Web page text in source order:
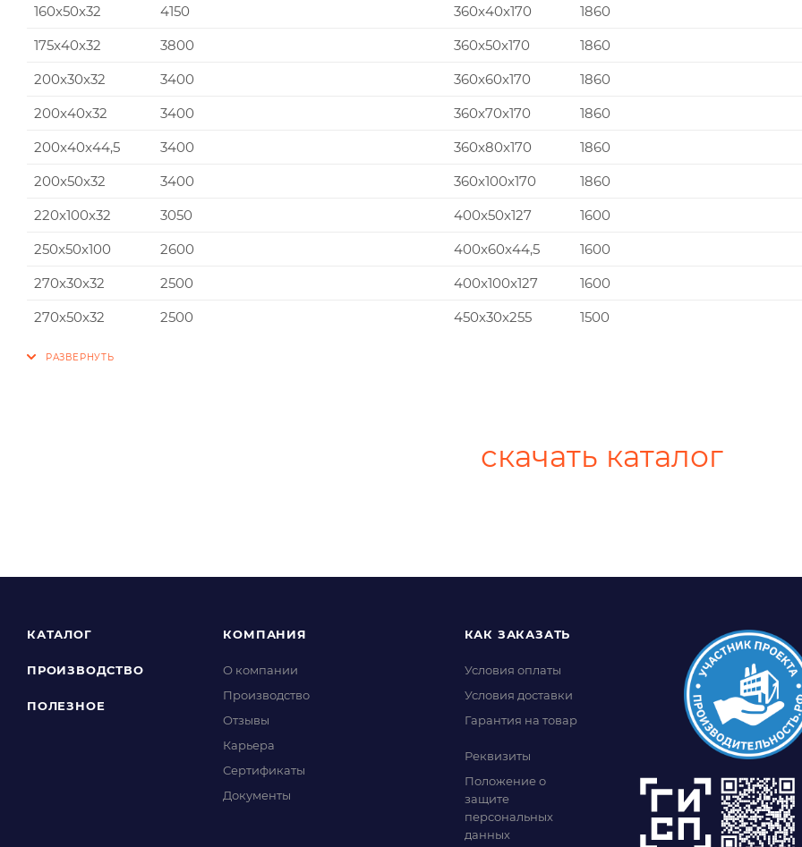
160x50x32
4150 360x40x170
1860
175x40x32
3800 360x50x170
1860
200x30x32
3400 360x60x170
1860
200x40x32
3400 360x70x170
1860
200x40x44,5
3400 360x80x170
1860
200x50x32
3400 360x100x170
1860
220x100x32
3050 400x50x127
1600
250x50x100
2600 400x60x44,5
1600
270x30x32
2500 400x100x127
1600
270x50x32
2500 450x30x255 1500
скачать каталог
КАТАЛОГ
ПРОИЗВОДСТВО
ПОЛЕЗНОЕ
КОМПАНИЯ
О компании
Производство
Отзывы
Карьера
Сертификаты
Документы
КАК ЗАКАЗАТЬ
Условия оплаты
Условия доставки
Гарантия на товар
Реквизиты
Положение о
защите
персональных
данных